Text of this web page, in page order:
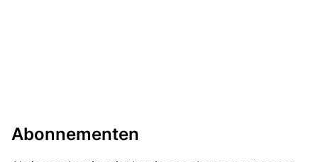
Abonnementen